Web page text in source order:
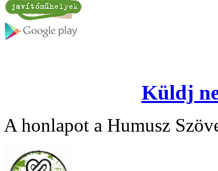
Küldj
A honlapot a Humusz